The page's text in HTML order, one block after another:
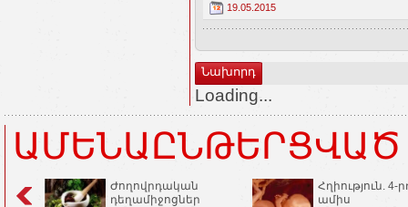
19.05.2015
Նախորդ
Loading...
Ժողովրդական
դեղամիջոցներ
Հղիություն. 4-
ամիս